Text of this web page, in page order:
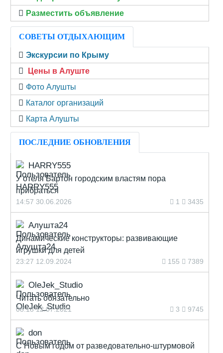
Разместить объявление
СОВЕТЫ ОТДЫХАЮЩИМ
Экскурсии по Крыму
Цены в Алуште
Фото Алушты
Каталог организаций
Карта Алушты
ПОСЛЕДНИЕ ОБНОВЛЕНИЯ
HARRY555
У отеля Бартон городским властям пора
прибраться
14:57 30.06.2026 1 3435
Алушта24
Динамические конструкторы: развивающие
игрушки для детей
23:27 12.09.2024 155 7389
OleJek_Studio
Читать обязательно
08:18 12.07.2021 3 9745
don
С Новым годом от разведовательно-штурмовой